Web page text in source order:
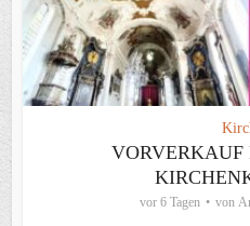
VORVERKAUF
vor 6 Tagen von